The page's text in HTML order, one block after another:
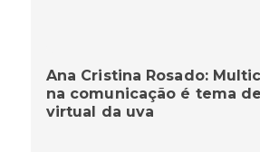
Ana Cristina Rosado:
na comunicação é tema
virtual da uva